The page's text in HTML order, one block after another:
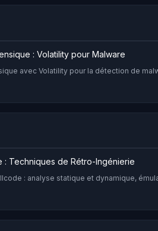
: Volatility pour Malware
avec Volatility pour la détection de
: Techniques de Rétro-Ingénierie
: analyse statique et dynamique,